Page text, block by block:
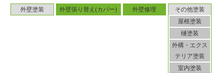
外壁塗装 外壁張り替え(カバー) 外壁修理
その他塗装
屋根塗装
樋塗装
外構・エクス
テリア塗装
室内塗装